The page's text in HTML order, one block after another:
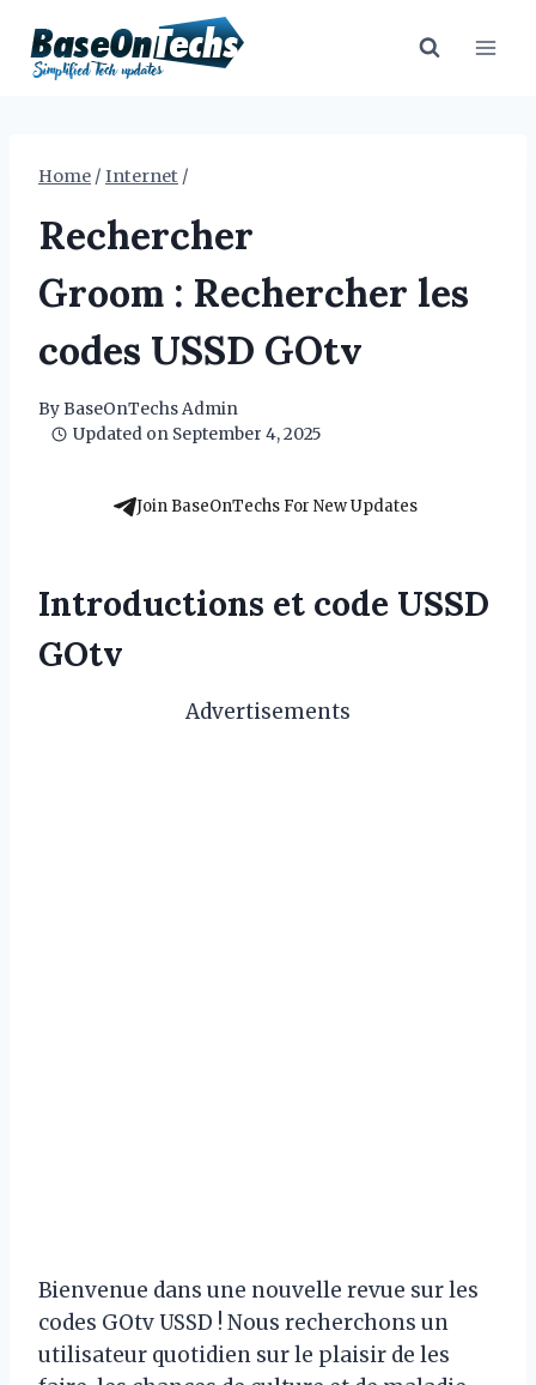
content
Home / Internet /
Rechercher
Groom : Rechercher les
codes USSD GOtv
ByBaseOnTechs Admin
Updated on September 4, 2025
Join BaseOnTechs For New Updates
Introductions et code USSD
GOtv
Advertisements
Bienvenue dans une nouvelle revue sur les
codes GOtv USSD ! Nous recherchons un
utilisateur quotidien sur le plaisir de les